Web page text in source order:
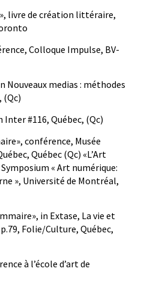
livre de création littéraire,
Colloque Impulse, BV-
Nouveaux medias : méthodes
(Qc)
Inter #116, Québec, (Qc)
conférence, Musée
Québec (Qc) «L’Art
« Art numérique:
», Université de Montréal,
in Extase, La vie et
Folie/Culture, Québec,
à l’école d’art de